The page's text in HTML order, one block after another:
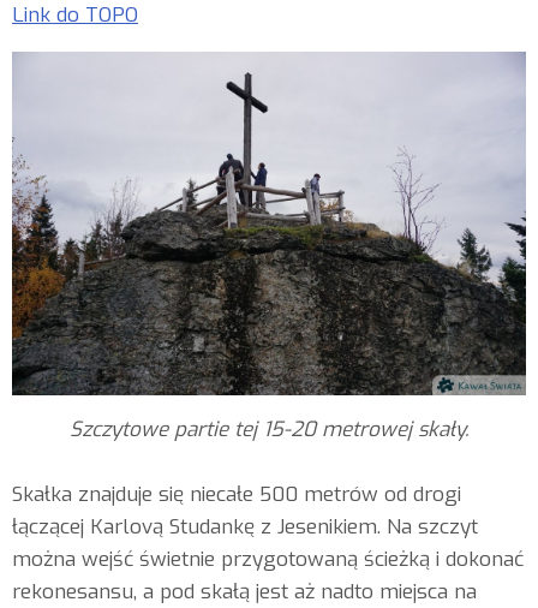
Link do TOPO
Szczytowe partie tej 15-20 metrowej skały.
Skałka znajduje się niecałe 500 metrów od drogi
łączącej Karlovą Studankę z Jesenikiem. Na szczyt
można wejść świetnie przygotowaną ścieżką i dokonać
rekonesansu, a pod skałą jest aż nadto miejsca na